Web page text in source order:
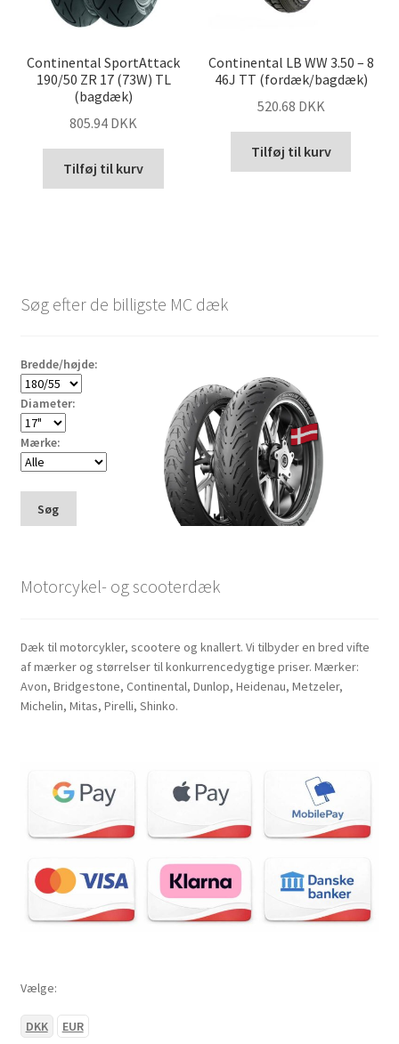
Continental SportAttack
190/50 ZR 17 (73W) TL
(bagdæk)
805.94 DKK
Tilføj til kurv
Continental LB WW 3.50 – 8
46J TT (fordæk/bagdæk)
520.68 DKK
Tilføj til kurv
Søg efter de billigste MC dæk
Bredde/højde:
Diameter:
Mærke:
Søg
Motorcykel- og scooterdæk
Dæk til motorcykler, scootere og knallert. Vi tilbyder en bred vifte
af mærker og størrelser til konkurrencedygtige priser. Mærker:
Avon, Bridgestone, Continental, Dunlop, Heidenau, Metzeler,
Michelin, Mitas, Pirelli, Shinko.
Vælge:
DKK EUR